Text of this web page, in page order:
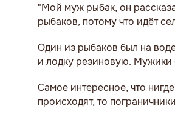
"Мой муж рыбак, он
рыбаков, потому что идёт
Один из рыбаков был на
и лодку резиновую. Мужики
Самое интересное, что
происходят, то